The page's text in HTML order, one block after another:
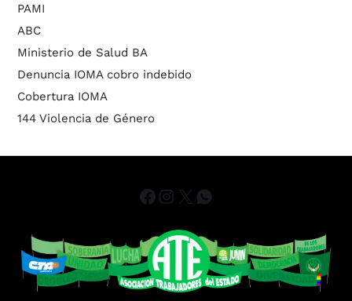
PAMI
ABC
Ministerio de Salud BA
Denuncia IOMA cobro indebido
Cobertura IOMA
144 Violencia de Género